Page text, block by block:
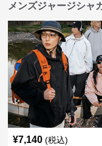
メンズジャージシャ
¥7,140 (税込)